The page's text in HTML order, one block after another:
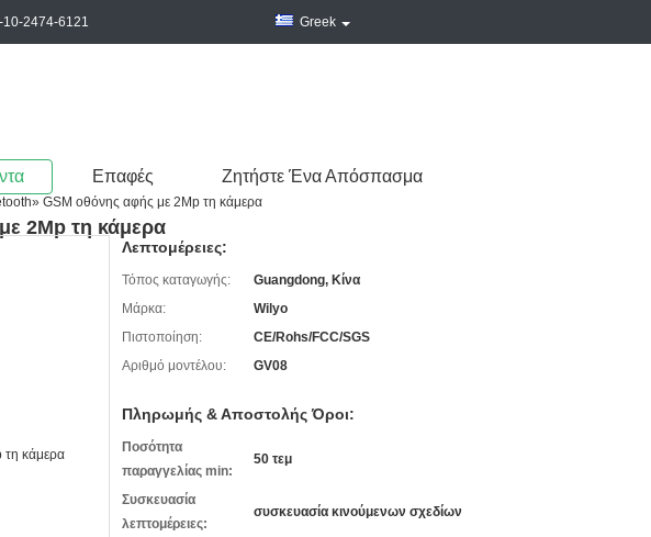
10-2474-6121 Greek
Επαφές Ζητήστε Ένα Απόσπασμα
GSM οθόνης αφής με 2Mp τη κάμερα
2Mp τη κάμερα
Λεπτομέρειες:
Τόπος καταγωγής:
Guangdong, Κίνα
Μάρκα:
Wilyo
Πιστοποίηση:
CE/Rohs/FCC/SGS
Αριθμό μοντέλου:
GV08
Πληρωμής & Αποστολής Όροι:
Ποσότητα
παραγγελίας min:
50 τεμ
Συσκευασία
λεπτομέρειες:
συσκευασία κινούμενων σχεδίων